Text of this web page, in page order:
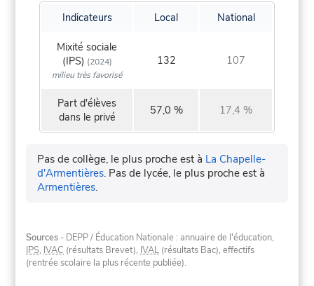
Indicateurs Local National
Mixité sociale
(IPS) (2024)
milieu très favorisé
132 107
Part d'élèves
dans le privé
57,0 % 17,4 %
Pas de collège, le plus proche est à La Chapelle-
d'Armentières. Pas de lycée, le plus proche est à
Armentières.
Sources - DEPP / Éducation Nationale : annuaire de l'éducation,
IPS, IVAC (résultats Brevet), IVAL (résultats Bac), effectifs
(rentrée scolaire la plus récente publiée).